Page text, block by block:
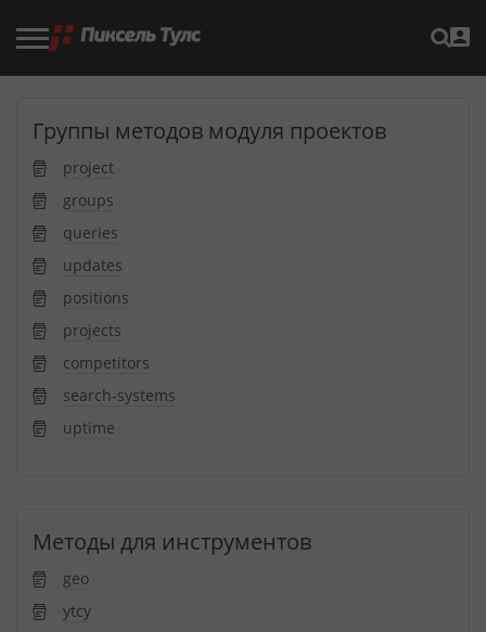
Группы методов модуля проектов
project
groups
queries
updates
positions
projects
competitors
search-systems
uptime
Методы для инструментов
geo
ytcy